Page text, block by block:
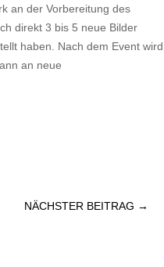
an der Vorbereitung des
direkt 3 bis 5 neue Bilder
haben. Nach dem Event wird
an neue
NÄCHSTER BEITRAG →